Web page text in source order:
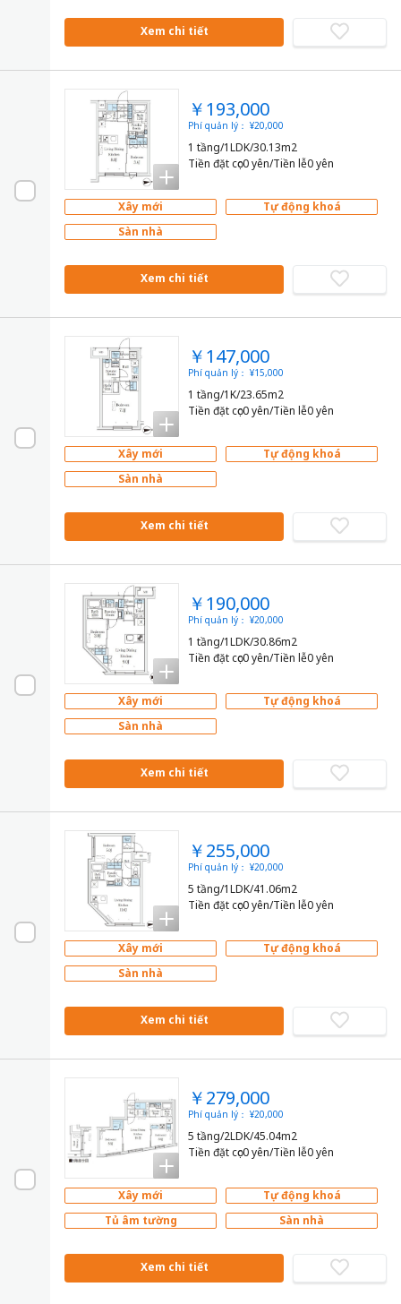
Xem chi tiết
￥193,000
Phí quản lý： ¥20,000
1 tầng/1LDK/30.13m2
Tiền đặt cọc0 yên/Tiền lễ0 yên
Xây mới
Tự động khoá
Sàn nhà
Xem chi tiết
￥147,000
Phí quản lý： ¥15,000
1 tầng/1K/23.65m2
Tiền đặt cọc0 yên/Tiền lễ0 yên
Xây mới
Tự động khoá
Sàn nhà
Xem chi tiết
￥190,000
Phí quản lý： ¥20,000
1 tầng/1LDK/30.86m2
Tiền đặt cọc0 yên/Tiền lễ0 yên
Xây mới
Tự động khoá
Sàn nhà
Xem chi tiết
￥255,000
Phí quản lý： ¥20,000
5 tầng/1LDK/41.06m2
Tiền đặt cọc0 yên/Tiền lễ0 yên
Xây mới
Tự động khoá
Sàn nhà
Xem chi tiết
￥279,000
Phí quản lý： ¥20,000
5 tầng/2LDK/45.04m2
Tiền đặt cọc0 yên/Tiền lễ0 yên
Xây mới
Tự động khoá
Tủ âm tường
Sàn nhà
Xem chi tiết